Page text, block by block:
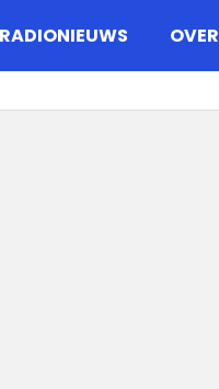
RADIONIEUWS OVER